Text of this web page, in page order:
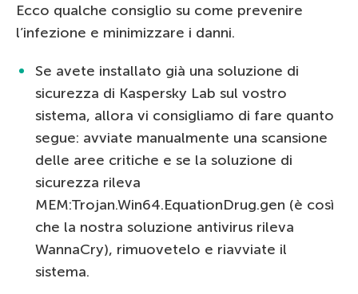
Ecco qualche consiglio su come prevenire
l’infezione e minimizzare i danni.
Se avete installato già una soluzione di
sicurezza di Kaspersky Lab sul vostro
sistema, allora vi consigliamo di fare quanto
segue: avviate manualmente una scansione
delle aree critiche e se la soluzione di
sicurezza rileva
MEM:Trojan.Win64.EquationDrug.gen (è così
che la nostra soluzione antivirus rileva
WannaCry), rimuovetelo e riavviate il
sistema.